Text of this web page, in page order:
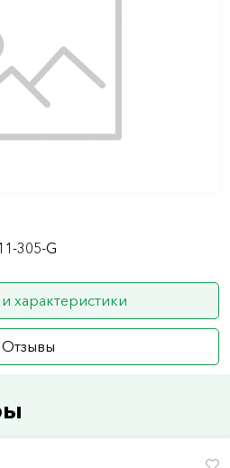
305-G
характеристики
Отзывы